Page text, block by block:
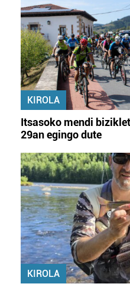
baliatzen gara. Ohar hau
erabiltzeko baimen
irakurri
KIROLA
Itsasoko mendi
29an egingo dute
KIROLA